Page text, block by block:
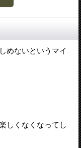
めないというマイ
しくなくなってし